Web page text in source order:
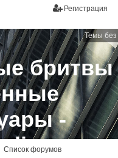
Регистрация
бритвы
-
Список форумов